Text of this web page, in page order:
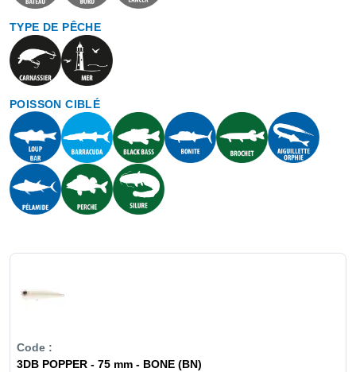
TYPE DE PÊCHE
POISSON CIBLÉ
3DB POPPER - 75 mm - BONE (BN)